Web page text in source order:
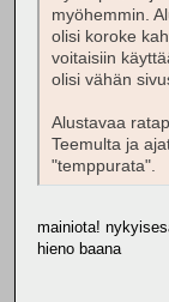
myöhemmin.
olisi koroke
voitaisiin
olisi vähän
Alustavaa
Teemulta ja
"temppurata".
mainiota!
hieno baana